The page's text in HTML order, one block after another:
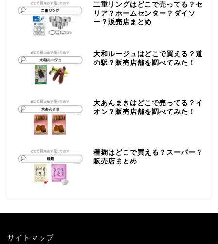
二重リングはどこで売ってる？セ
リア？ホームセンター？ダイソ
ー？販売店まとめ
大和ルージュはどこで買える？道
の駅？販売店舗を調べてみた！
大あんまきはどこで売ってる？イ
オン？販売店舗を調べてみた！
種麹はどこで買える？スーパー？
販売店まとめ
サイトマップ